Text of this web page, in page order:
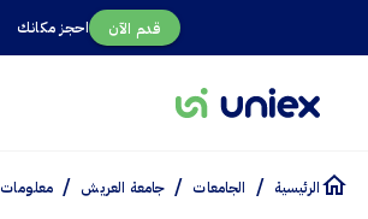
احجز مكانك قدم الآن
الرئيسية / الجامعات / جامعة العريش /